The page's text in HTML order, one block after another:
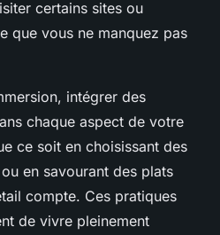
certains sites ou
que vous ne manquez pas
intégrer des
chaque aspect de votre
ce soit en choisissant des
en savourant des plats
compte. Ces pratiques
de vivre pleinement